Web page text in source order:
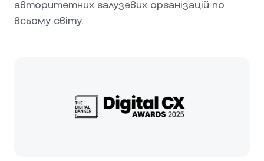
авторитетних галузевих організацій по
всьому світу.